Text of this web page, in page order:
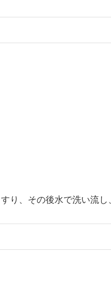
り、その後水で洗い流し